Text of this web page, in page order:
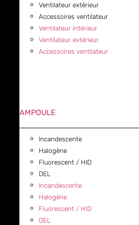
Ventilateur extérieur
Accessoires ventilateur
Ventilateur intérieur
Ventilateur extérieur
Accessoires ventilateur
AMPOULE
Incandescente
Halogène
Fluorescent / HID
DEL
Incandescente
Halogène
Fluorescent / HID
DEL